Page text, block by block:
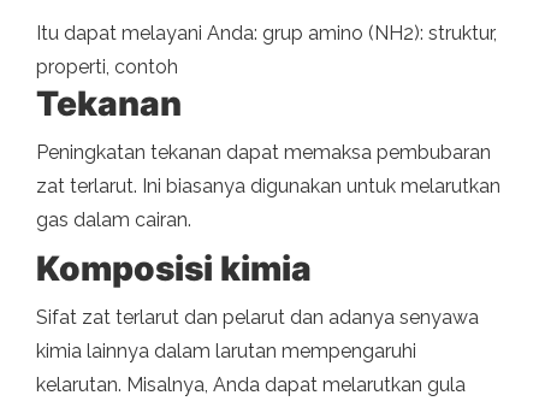
Itu dapat melayani Anda: grup amino (NH2): struktur,
properti, contoh
Tekanan
Peningkatan tekanan dapat memaksa pembubaran
zat terlarut. Ini biasanya digunakan untuk melarutkan
gas dalam cairan.
Komposisi kimia
Sifat zat terlarut dan pelarut dan adanya senyawa
kimia lainnya dalam larutan mempengaruhi
kelarutan. Misalnya, Anda dapat melarutkan gula